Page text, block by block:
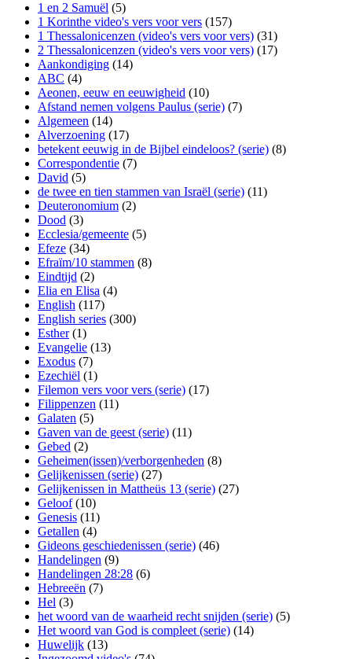
1 en 2 Samuël (5)
1 Korinthe video's vers voor vers (157)
1 Thessalonicenzen (video's vers voor vers) (31)
2 Thessalonicenzen (video's vers voor vers) (17)
Aankondiging (14)
ABC (4)
Aeonen, eeuw en eeuwigheid (10)
Afstand nemen volgens Paulus (serie) (7)
Algemeen (14)
Alverzoening (17)
betekent eeuwig in de Bijbel eindeloos? (serie) (8)
Correspondentie (7)
David (5)
de twee en tien stammen van Israël (serie) (11)
Deuteronomium (2)
Dood (3)
Ecclesia/gemeente (5)
Efeze (34)
Efraïm/10 stammen (8)
Eindtijd (2)
Elia en Elisa (4)
English (117)
English series (300)
Esther(1)
Evangelie (13)
Exodus (7)
Ezechiël (1)
Filemon vers voor vers (serie) (17)
Filippenzen (11)
Galaten (5)
Gaven van de geest (serie) (11)
Gebed (2)
Geheimen(issen)/verborgenheden (8)
Gelijkenissen (serie) (27)
Gelijkenissen in Mattheüs 13 (serie) (27)
Geloof(10)
Genesis (11)
Getallen (4)
Gideons geschiedenissen (serie) (46)
Handelingen (9)
Handelingen 28:28 (6)
Hebreeën (7)
Hel (3)
het woord van de waarheid recht snijden (serie) (5)
Het woord van God is compleet (serie) (14)
Huwelijk (13)